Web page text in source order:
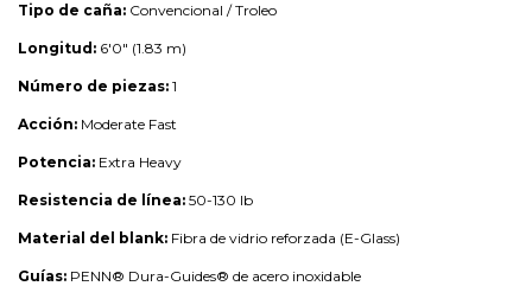
Tipo de caña: Convencional / Troleo
Longitud: 6'0" (1.83 m)
Número de piezas: 1
Acción: Moderate Fast
Potencia: Extra Heavy
Resistencia de línea: 50-130 lb
Material del blank: Fibra de vidrio reforzada (E-Glass)
Guías: PENN® Dura-Guides® de acero inoxidable